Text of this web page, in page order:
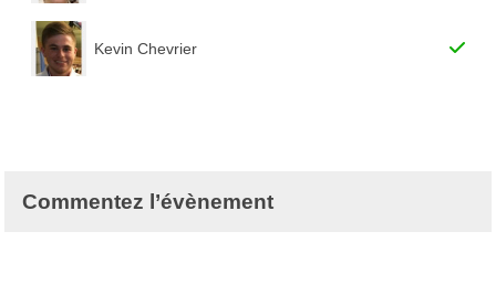
Kevin Chevrier
Commentez l’évènement